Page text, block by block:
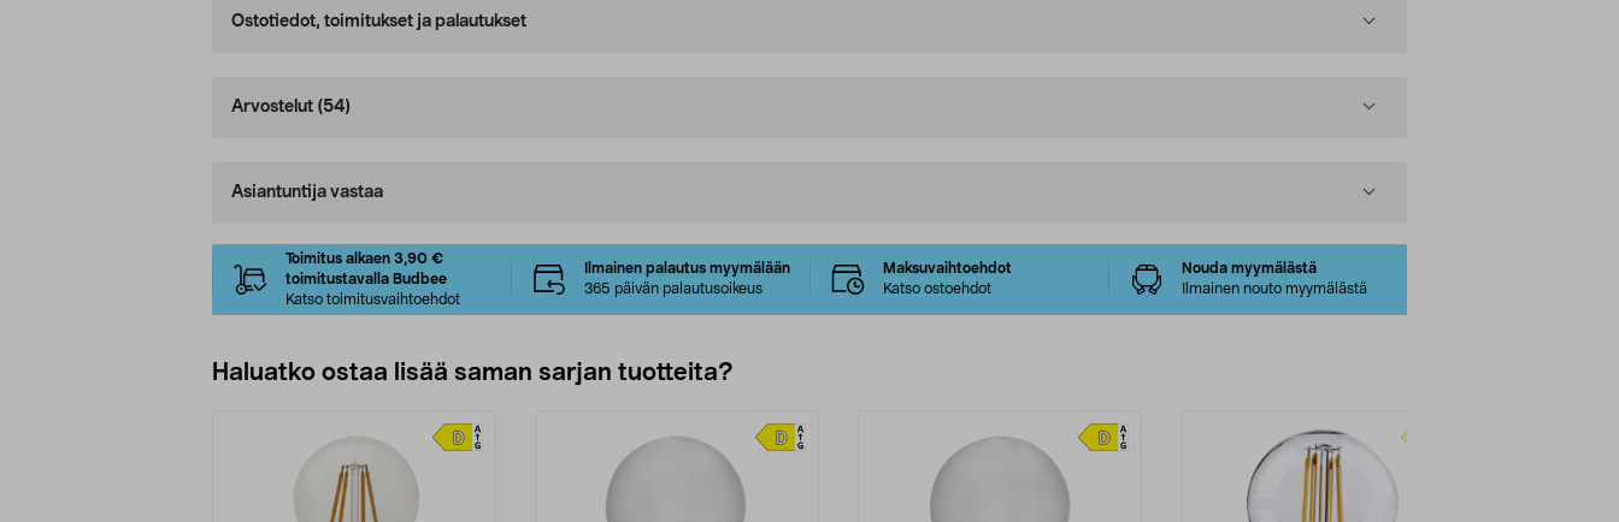
Ostotiedot, toimitukset ja palautukset
Arvostelut (54)
Asiantuntija vastaa
Toimitus alkaen 3,90 €
toimitustavalla Budbee
Katso toimitusvaihtoehdot
Ilmainen palautus myymälään
365 päivän palautusoikeus
Maksuvaihtoehdot
Katso ostoehdot
Nouda myymälästä
Ilmainen nouto myymälästä
Haluatko ostaa lisää saman sarjan tuotteita?